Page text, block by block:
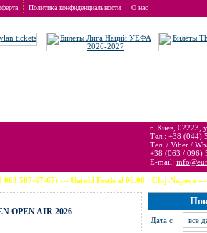
Политика конфиденциальности О нас
г. Киев, 02223,
Тел.: +38 (044)
Тел. / Viber /
+38 (063 / 096)
E-mail:
67-67) --- Untold Festival 06.08 · Cluj-Napoca ---
OPEN AIR 2026
Дата c